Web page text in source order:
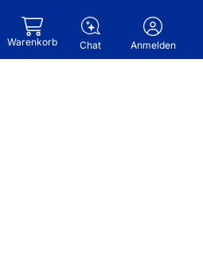
Warenkorb Chat Anmelden